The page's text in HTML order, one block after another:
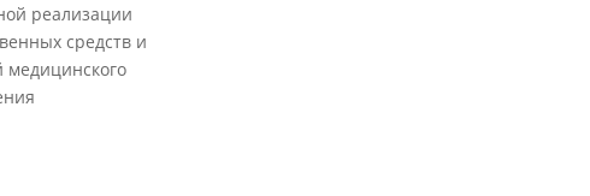
реализации
средств и
медицинского